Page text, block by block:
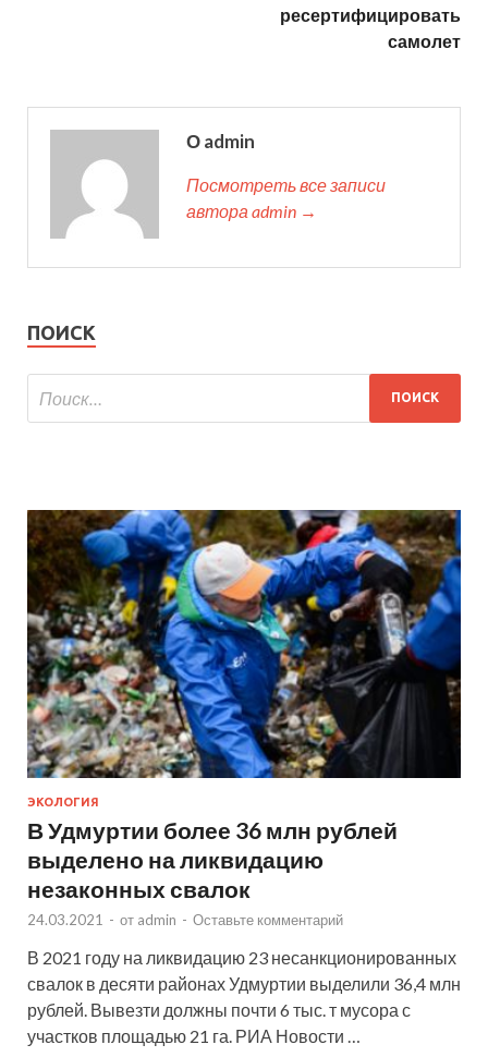
ресертифицировать
самолет
О admin
Посмотреть все записи
автора admin →
ПОИСК
ЭКОЛОГИЯ
В Удмуртии более 36 млн рублей
выделено на ликвидацию
незаконных свалок
24.03.2021 - от admin - Оставьте комментарий
В 2021 году на ликвидацию 23 несанкционированных
свалок в десяти районах Удмуртии выделили 36,4 млн
рублей. Вывезти должны почти 6 тыс. т мусора с
участков площадью 21 га. РИА Новости …